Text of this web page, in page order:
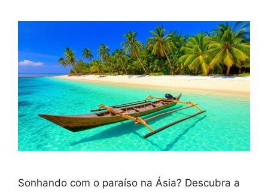
Sonhando com o paraíso na Ásia? Descubra a